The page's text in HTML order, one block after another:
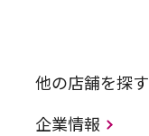
他の店舗を探す
企業情報